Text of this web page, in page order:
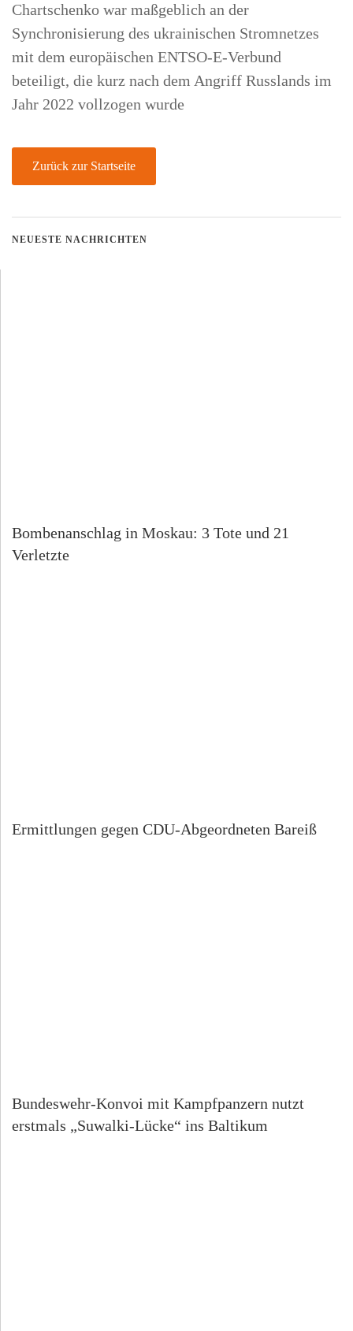
Chartschenko war maßgeblich an der
Synchronisierung des ukrainischen Stromnetzes
mit dem europäischen ENTSO-E-Verbund
beteiligt, die kurz nach dem Angriff Russlands im
Jahr 2022 vollzogen wurde
Zurück zur Startseite
NEUESTE NACHRICHTEN
Bombenanschlag in Moskau: 3 Tote und 21
Verletzte
Ermittlungen gegen CDU-Abgeordneten Bareiß
Bundeswehr-Konvoi mit Kampfpanzern nutzt
erstmals „Suwalki-Lücke“ ins Baltikum